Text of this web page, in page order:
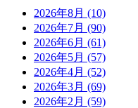
2026年8月 (10)
2026年7月 (90)
2026年6月 (61)
2026年5月 (57)
2026年4月 (52)
2026年3月 (69)
2026年2月 (59)